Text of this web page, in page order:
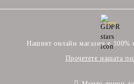
GDPR
Нашият онлайн магазин е 100%
Прочетете нашата